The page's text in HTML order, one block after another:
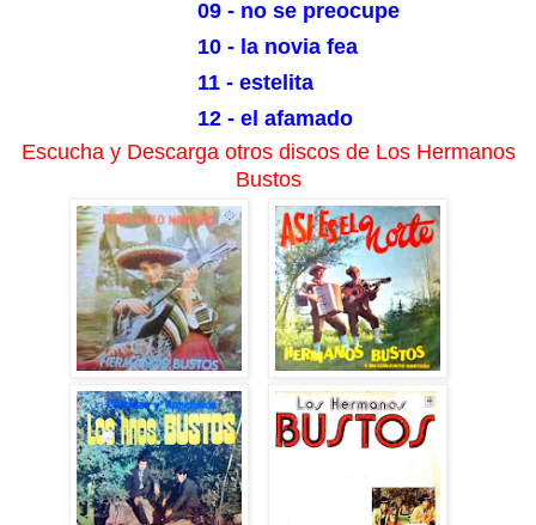
09 - no se preocupe
10 - la novia fea
11 - estelita
12 - el afamado
Escucha y Descarga otros discos de Los Hermanos
Bustos